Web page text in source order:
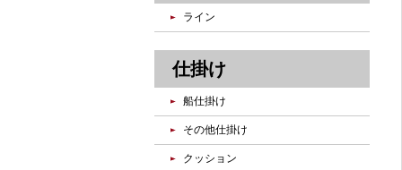
ライン
仕掛け
船仕掛け
その他仕掛け
クッション